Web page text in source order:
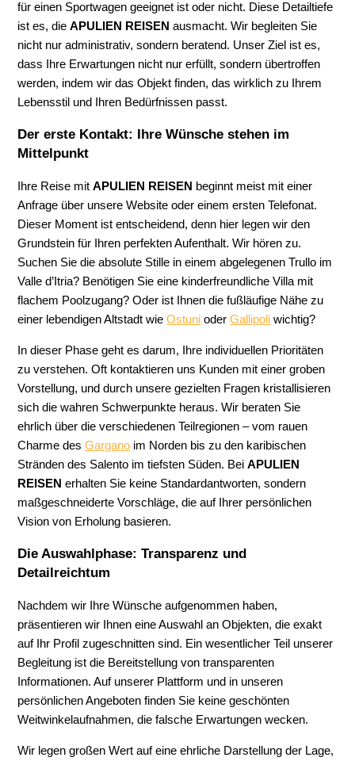
für einen Sportwagen geeignet ist oder nicht. Diese Detailtiefe
ist es, dieAPULIEN REISEN ausmacht. Wir begleiten Sie
nicht nur administrativ, sondern beratend. Unser Ziel ist es,
dass Ihre Erwartungen nicht nur erfüllt, sondern übertroffen
werden, indem wir das Objekt finden, das wirklich zu Ihrem
Lebensstil und Ihren Bedürfnissen passt.
Der erste Kontakt: Ihre Wünsche stehen im
Mittelpunkt
Ihre Reise mitAPULIEN REISEN beginnt meist mit einer
Anfrage über unsere Website oder einem ersten Telefonat.
Dieser Moment ist entscheidend, denn hier legen wir den
Grundstein für Ihren perfekten Aufenthalt. Wir hören zu.
Suchen Sie die absolute Stille in einem abgelegenen Trullo im
Valle d’Itria? Benötigen Sie eine kinderfreundliche Villa mit
flachem Poolzugang? Oder ist Ihnen die fußläufige Nähe zu
einer lebendigen Altstadt wieOstuni oderGallipoli wichtig?
In dieser Phase geht es darum, Ihre individuellen Prioritäten
zu verstehen. Oft kontaktieren uns Kunden mit einer groben
Vorstellung, und durch unsere gezielten Fragen kristallisieren
sich die wahren Schwerpunkte heraus. Wir beraten Sie
ehrlich über die verschiedenen Teilregionen – vom rauen
Charme desGargano im Norden bis zu den karibischen
Stränden des Salento im tiefsten Süden. BeiAPULIEN
REISEN erhalten Sie keine Standardantworten, sondern
maßgeschneiderte Vorschläge, die auf Ihrer persönlichen
Vision von Erholung basieren.
Die Auswahlphase: Transparenz und
Detailreichtum
Nachdem wir Ihre Wünsche aufgenommen haben,
präsentieren wir Ihnen eine Auswahl an Objekten, die exakt
auf Ihr Profil zugeschnitten sind. Ein wesentlicher Teil unserer
Begleitung ist die Bereitstellung von transparenten
Informationen. Auf unserer Plattform und in unseren
persönlichen Angeboten finden Sie keine geschönten
Weitwinkelaufnahmen, die falsche Erwartungen wecken.
Wir legen großen Wert auf eine ehrliche Darstellung der Lage,